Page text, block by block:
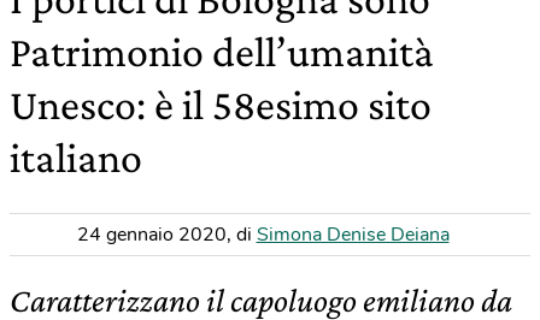
Patrimonio dell’umanità
Unesco: è il 58esimo sito
italiano
24 gennaio 2020, di Simona Denise Deiana
Caratterizzano il capoluogo emiliano da